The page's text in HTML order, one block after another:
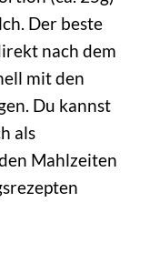
Der beste
nach dem
mit den
Du kannst
als
Mahlzeiten